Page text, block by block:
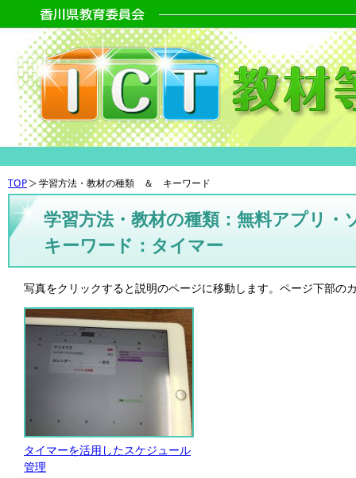
TOP 学習方法・教材の種類 ＆ キーワード
学習方法・教材の種類：無料アプリ・
キーワード：タイマー
写真をクリックすると説明のページに移動します。ページ下部
タイマーを活用したスケジュール
管理